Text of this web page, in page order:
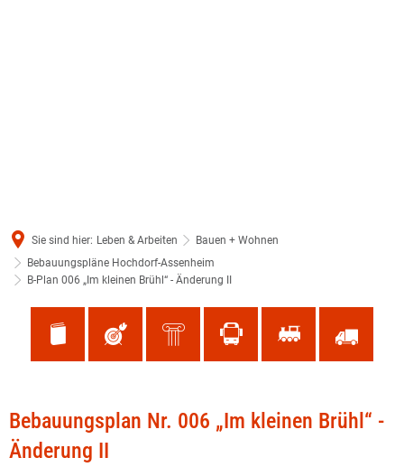
Sie sind hier: Leben & Arbeiten
Bauen + Wohnen
Bebauungspläne Hochdorf-Assenheim
B-Plan 006 „Im kleinen Brühl“ - Änderung II
B-
Plan
Bebauungsplan Nr. 006 „Im kleinen Brühl“ -
Änderung II